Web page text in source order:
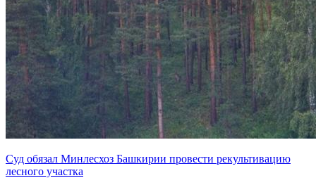
Суд обязал Минлесхоз Башкирии провести рекультивацию
лесного участка